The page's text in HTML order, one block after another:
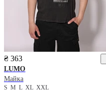
₴ 363
LUMO
Майка
S M L XL XXL